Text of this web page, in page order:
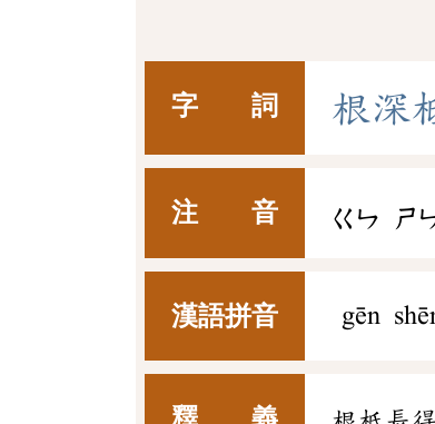
字 詞 根 深
注 音 ㄍㄣ ㄕ
漢語拼音 gēn